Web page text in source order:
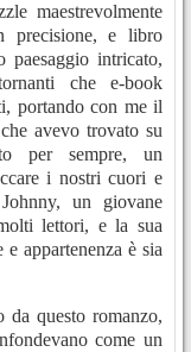
maestrevolmente
precisione, e libro
intricato,
che e-book
portando con me il
avevo trovato su
per sempre, un
i nostri cuori e
un giovane
lettori, e la sua
appartenenza è sia
da questo romanzo,
come un